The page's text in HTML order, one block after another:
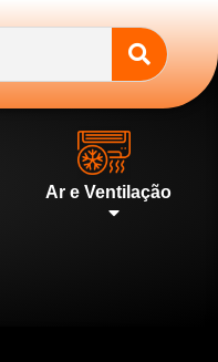
Ar e Ventilação